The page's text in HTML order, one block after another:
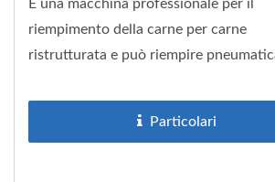
È una macchina professionale per il
riempimento della carne per carne
ristrutturata e può riempire
Particolari